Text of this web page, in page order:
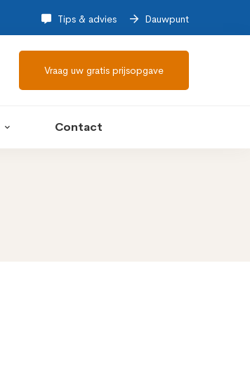
Tips & advies Dauwpunt
Vraag uw gratis prijsopgave
Contact